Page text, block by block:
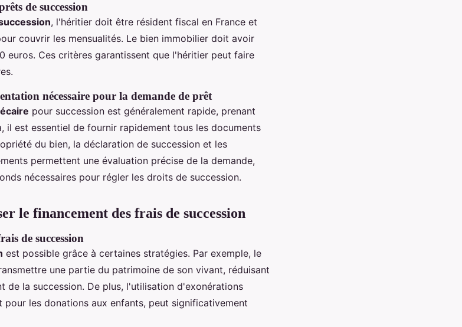
de succession
, l'héritier doit être résident fiscal en France et
couvrir les mensualités. Le bien immobilier doit avoir
euros. Ces critères garantissent que l'héritier peut faire
nécessaire pour la demande de prêt
pour succession est généralement rapide, prenant
il est essentiel de fournir rapidement tous les documents
du bien, la déclaration de succession et les
permettent une évaluation précise de la demande,
nécessaires pour régler les droits de succession.
le financement des frais de succession
de succession
est possible grâce à certaines stratégies. Par exemple, le
une partie du patrimoine de son vivant, réduisant
de la succession. De plus, l'utilisation d'exonérations
les donations aux enfants, peut significativement